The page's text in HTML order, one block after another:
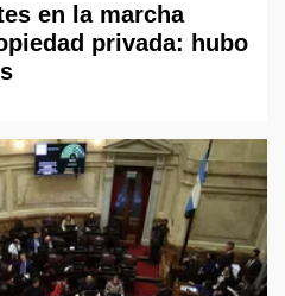
en la marcha
privada: hubo